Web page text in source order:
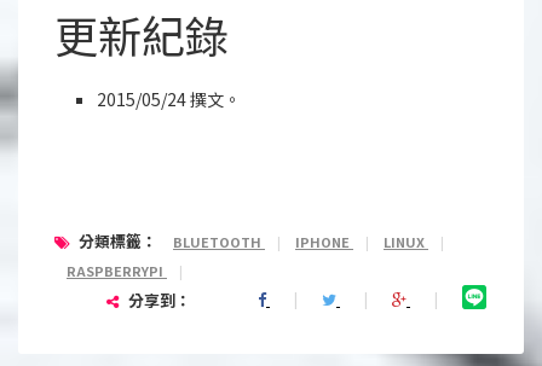
更新紀錄
2015/05/24 撰文。
分類標籤： BLUETOOTH | IPHONE | LINUX
|
RASPBERRYPI
|
分享到：